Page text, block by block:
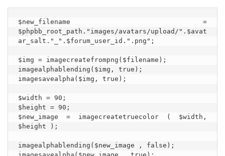
$new_filename =
$phpbb_root_path."images/avatars/upload/".$avat
ar_salt."_".$forum_user_id.".png";
$img = imagecreatefrompng($filename);
imagealphablending($img, true);
imagesavealpha($img, true);
$width = 90;
$height = 90;
$new_image = imagecreatetruecolor ( $width,
$height );
imagealphablending($new_image , false);